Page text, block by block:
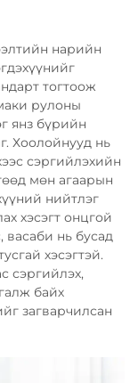
нарийн
тогтоож
рулоны
янз бүрийн
Хоолойнууд нь
сэргийлэхийн
мөн агаарын
нийтлэг
хэсэгт онцгой
васаби нь бусад
хэсэгтэй.
сэргийлэх,
байх
загварчилсан